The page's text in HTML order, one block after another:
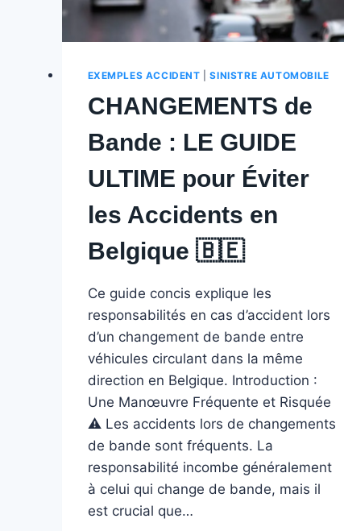
EXEMPLES ACCIDENT |SINISTRE AUTOMOBILE
CHANGEMENTS de
Bande : LE GUIDE
ULTIME pour Éviter
les Accidents en
Belgique 🇧🇪 ️
Ce guide concis explique les
responsabilités en cas d’accident lors
d’un changement de bande entre
véhicules circulant dans la même
direction en Belgique. Introduction :
Une Manœuvre Fréquente et Risquée
⚠️ Les accidents lors de changements
de bande sont fréquents. La
responsabilité incombe généralement
à celui qui change de bande, mais il
est crucial que…